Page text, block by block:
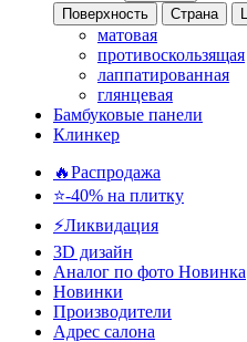
Поверхность
Страна
матовая
противоскользящая
лаппатированная
глянцевая
Бамбуковые панели
Клинкер
🔥Распродажа
⭐-40% на плитку
⚡️Ликвидация
3D дизайн
Аналог по фото Новинка
Новинки
Производители
Адрес салона